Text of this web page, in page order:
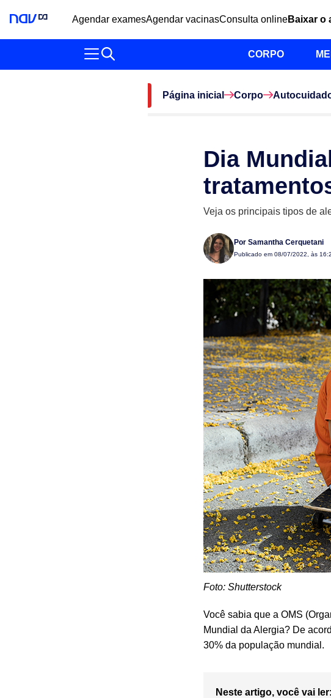
Agendar examesAgendar vacinasConsulta onlineBaixar o
CORPO
Página inicial Corpo
Dia
Veja os principais tipos de
Por Samantha Cerquetani
Publicado em 08/07/2022, às
Foto: Shutterstock
Você sabia que a OMS
Mundial da Alergia? De
30% da população mundial.
Neste artigo, você vai ler: